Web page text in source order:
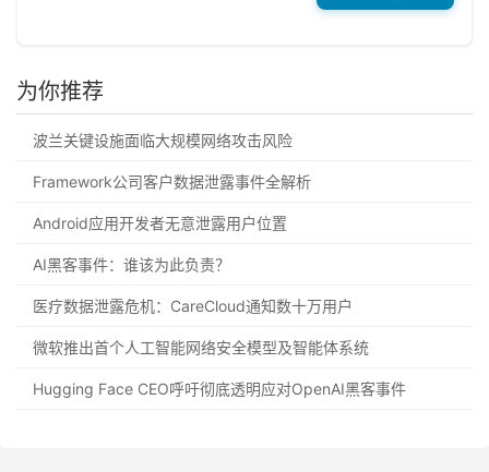
为你推荐
波兰关键设施面临大规模网络攻击风险
Framework公司客户数据泄露事件全解析
Android应用开发者无意泄露用户位置
AI黑客事件：谁该为此负责？
医疗数据泄露危机：CareCloud通知数十万用户
微软推出首个人工智能网络安全模型及智能体系统
Hugging Face CEO呼吁彻底透明应对OpenAI黑客事件